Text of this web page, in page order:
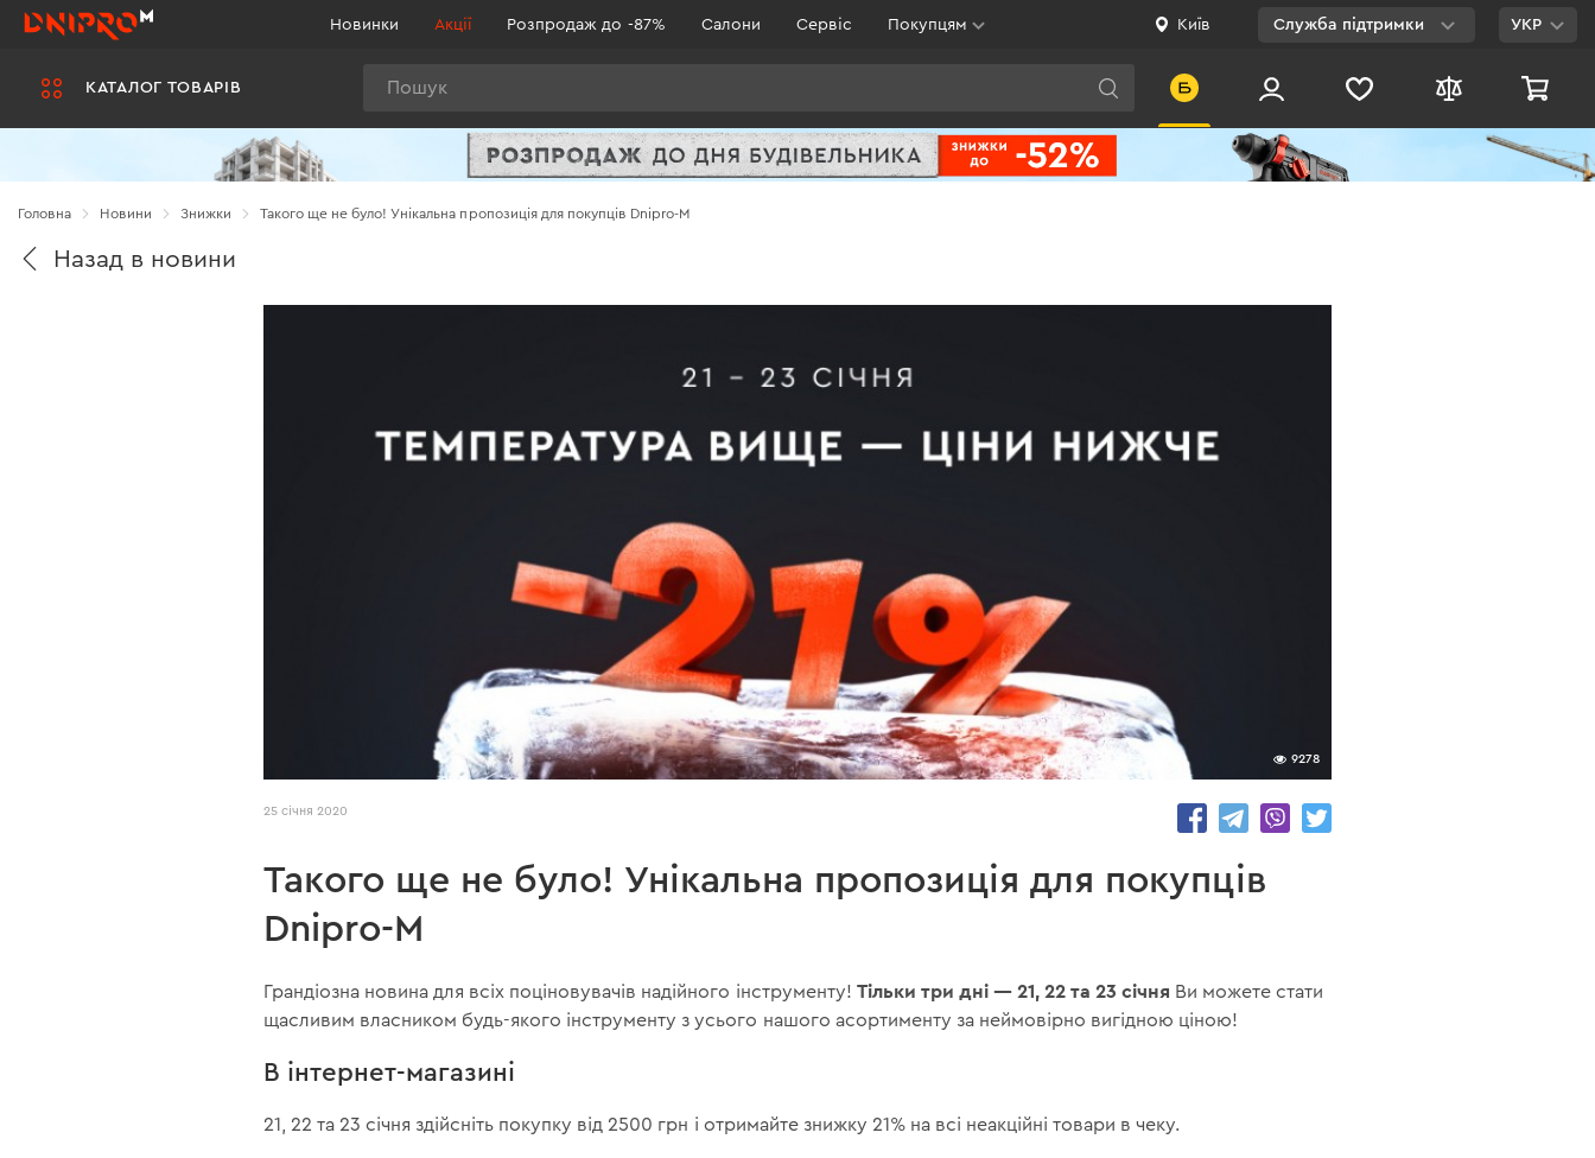
КАТАЛОГ ТОВАРІВ
Новинки Акції Розпродаж до -87% Салони Сервіс Покупцям Київ Служба підтримки
Viber
УКР
Головна Новини Знижки Такого ще не було! Унікальна пропозиція для покупців Dnipro-M
Назад в новини
9278
25 січня 2020
Такого ще не було! Унікальна пропозиція для покупців
Dnipro-M
Грандіозна новина для всіх поціновувачів надійного інструменту! Тільки три дні — 21, 22 та 23 січня Ви можете стати
щасливим власником будь-якого інструменту з усього нашого асортименту за неймовірно вигідною ціною!
В інтернет-магазині
21, 22 та 23 січня здійсніть покупку від 2500 грн і отримайте знижку 21% на всі неакційні товари в чеку.